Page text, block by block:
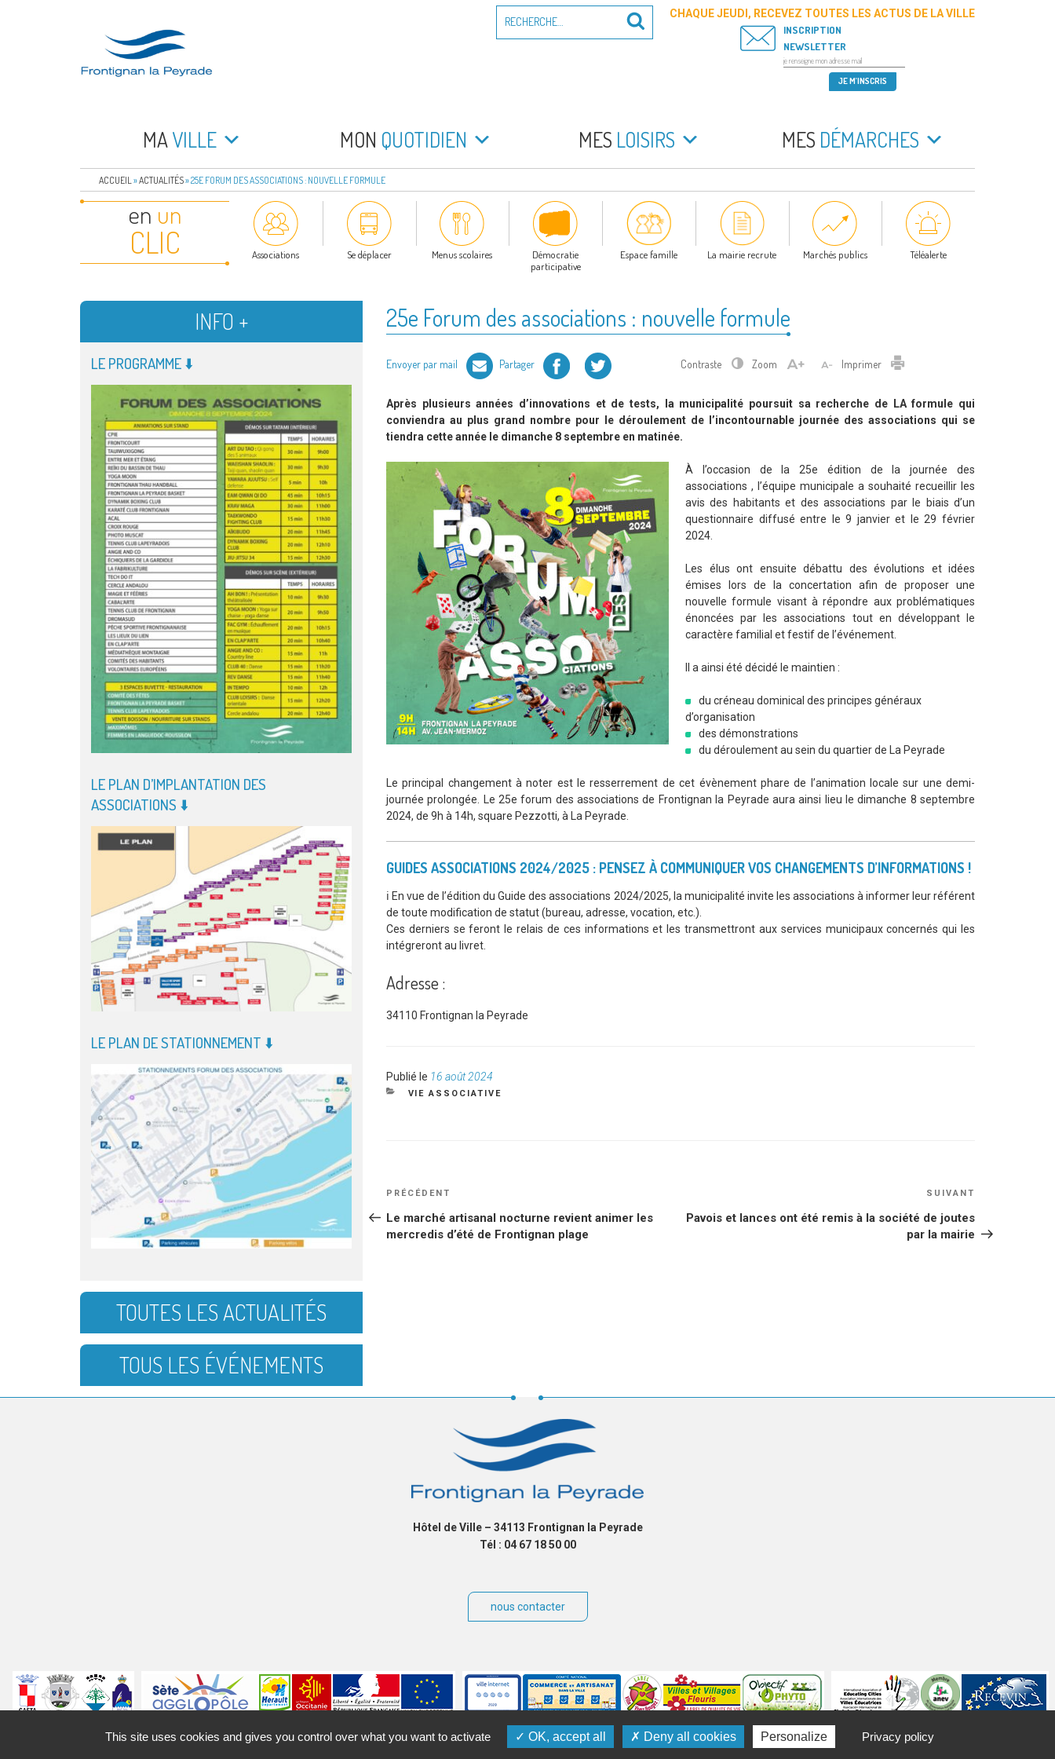
FRONTIGNAN LA PEYRADE
pour
Recherche
CHAQUE JEUDI, RECEVEZ TOUTES LES ACTUS DE LA VILLE
INSCRIPTION
NEWSLETTER
MAVILLE MON QUOTIDIEN MES LOISIRS MES DÉMARCHES
ACCUEIL »ACTUALITÉS»25E FORUM DES ASSOCIATIONS : NOUVELLE FORMULE
en un
CLIC Associations Se déplacer Menus scolaires
Démocratie
participative
Espace famille La mairie recrute Marchés publics Téléalerte
25e Forum des associations : nouvelle formule
Envoyer par mail Partager Facebook Twitter Contraste Zoom Imprimer Imprimer
Après plusieurs années d’innovations et de tests, la municipalité poursuit sa recherche de LA formule qui
conviendra au plus grand nombre pour le déroulement de l’incontournable journée des associations qui se
tiendra cette année le dimanche 8 septembre en matinée.
À l’occasion de la 25e édition de la journée des
associations , l’équipe municipale a souhaité recueillir les
avis des habitants et des associations par le biais d’un
questionnaire diffusé entre le 9 janvier et le 29 février
2024.
Les élus ont ensuite débattu des évolutions et idées
émises lors de la concertation afin de proposer une
nouvelle formule visant à répondre aux problématiques
énoncées par les associations tout en développant le
caractère familial et festif de l’événement.
Il a ainsi été décidé le maintien :
du créneau dominical des principes généraux
d’organisation
des démonstrations
du déroulement au sein du quartier de La Peyrade
Le principal changement à noter est le resserrement de cet évènement phare de l’animation locale sur une demi-
journée prolongée. Le 25e forum des associations de Frontignan la Peyrade aura ainsi lieu le dimanche 8 septembre
2024, de 9h à 14h, square Pezzotti, à La Peyrade.
GUIDES ASSOCIATIONS 2024/2025 : PENSEZ À COMMUNIQUER VOS CHANGEMENTS D’INFORMATIONS !
ℹ️ En vue de l’édition du Guide des associations 2024/2025, la municipalité invite les associations à informer leur référent
de toute modification de statut (bureau, adresse, vocation, etc.).
Ces derniers se feront le relais de ces informations et les transmettront aux services municipaux concernés qui les
intégreront au livret.
Adresse :
34110 Frontignan la Peyrade
Publié le Publié
le
16 août 2024
CATÉGORIES
VIE ASSOCIATIVE
NAVIGATION
DE
L’ARTICLE
Article
PRÉCÉDENT
Le marché artisanal nocturne revient animer les
mercredis d’été de Frontignan plage
SUIVANT
Pavois et lances ont été remis à la société de joutes
par la mairie
INFO +
LE PROGRAMME ⬇️
LE PLAN D’IMPLANTATION DES
ASSOCIATIONS ⬇️
LE PLAN DE STATIONNEMENT ⬇️
TOUTES LES ACTUALITÉS
TOUS LES ÉVÉNEMENTS
Hôtel de Ville – 34113 Frontignan la Peyrade
Tél : 04 67 18 50 00
nous contacter
Villes
jumelées
Mentions légales Accessibilité Plan du site Contact Crédits Gérer les cookies Politique de confidentialité
This site uses cookies and gives you control over what you want to activate OK, accept all Deny all cookies Personalize Privacy policy